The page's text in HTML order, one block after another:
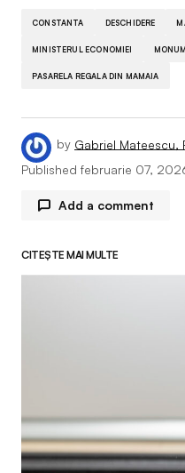
CONSTANTA DESCHIDERE
MINISTERUL ECONOMIEI
PASARELA REGALA DIN MAMAIA
by Gabriel Mateescu,
Published februarie 07,
Add a comment
Your Name*
CITEȘTE MAI MULTE